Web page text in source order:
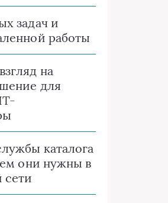
задач и
работы
на
для
каталога
они нужны в
сети